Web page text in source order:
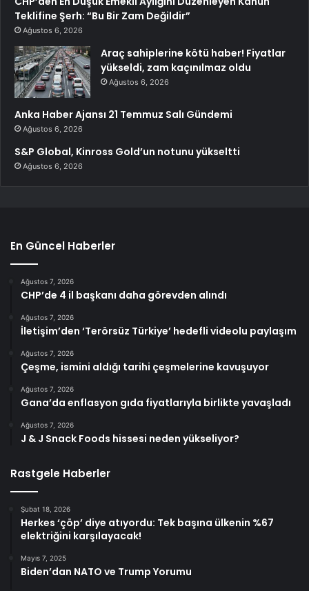
Teklifine Şerh: “Bu Bir Zam Değildir”
Ağustos 6, 2026
Araç sahiplerine kötü haber! Fiyatlar
yükseldi, zam kaçınılmaz oldu
Ağustos 6, 2026
Anka Haber Ajansı 21 Temmuz Salı Gündemi
Ağustos 6, 2026
S&P Global, Kinross Gold’un notunu yükseltti
Ağustos 6, 2026
En Güncel Haberler
Ağustos 7, 2026
CHP’de 4 il başkanı daha görevden alındı
Ağustos 7, 2026
İletişim’den ‘Terörsüz Türkiye’ hedefli videolu paylaşım
Ağustos 7, 2026
Çeşme, ismini aldığı tarihi çeşmelerine kavuşuyor
Ağustos 7, 2026
Gana’da enflasyon gıda fiyatlarıyla birlikte yavaşladı
Ağustos 7, 2026
J & J Snack Foods hissesi neden yükseliyor?
Rastgele Haberler
Şubat 18, 2026
Herkes ‘çöp’ diye atıyordu: Tek başına ülkenin %67
elektriğini karşılayacak!
Mayıs 7, 2025
Biden’dan NATO ve Trump Yorumu